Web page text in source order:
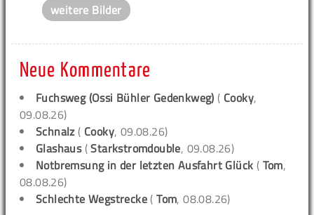
weitere Bilder
Neue Kommentare
Fuchsweg (Ossi Bühler Gedenkweg) ( Cooky,
09.08.26)
Schnalz( Cooky, 09.08.26)
Glashaus(Starkstromdouble, 09.08.26)
Notbremsung in der letzten Ausfahrt Glück ( Tom,
08.08.26)
Schlechte Wegstrecke (Tom, 08.08.26)